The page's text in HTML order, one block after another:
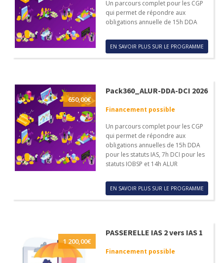
Un parcours complet pour les CGP
qui permet de répondre aux
obligations annuelle de 15h DDA
EN SAVOIR PLUS SUR LE PROGRAMME
650,00€
Pack360_ALUR-DDA-DCI 2026
Financement possible
Un parcours complet pour les CGP
qui permet de répondre aux
obligations annuelles de 15h DDA
pour les statuts IAS, 7h DCI pour les
statuts IOBSP et 14h ALUR
EN SAVOIR PLUS SUR LE PROGRAMME
1 200,00€
PASSERELLE IAS 2 vers IAS 1
Financement possible